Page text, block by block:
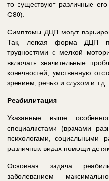
то существуют различные
G80).
Симптомы ДЦП могут
Так, легкая форма ДЦП
трудностями с мелкой
включать значительные
конечностей, умственную
зрением, речью и слухом и т.д.
Реабилитация
Указанные выше
специалистами (врачами
психологами, социальными
различных видах помощи
Основная задача
заболеванием —